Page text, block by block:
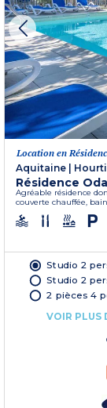
Location en
Aquitaine |
Résidence
Agréable résidence
couverte chauffée,
Studio 2
Studio 2
2 pièces 4
VOIR PLUS